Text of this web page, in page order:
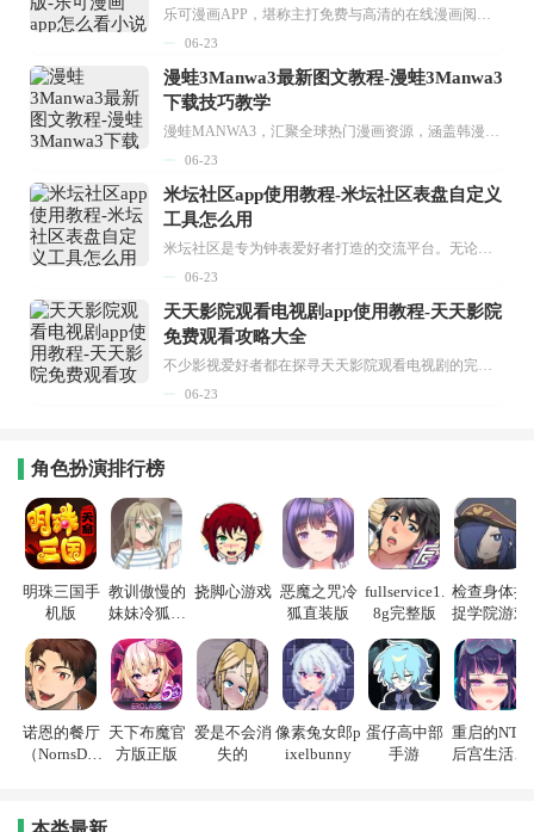
乐可漫画APP，堪称主打免费与高清的在线漫画阅读神器。其官方版提供海量完整版漫画资源，无论是国内漫画，还是日漫、韩漫、台漫、美漫等国外漫画，应有尽有，随时供你阅读。只需轻点一下，便能直接进入阅读界面。不仅如此，乐可漫画最新版本更新速度极快，在这里，你总能抢先看到全网一手漫画章节内容！...
06-23
漫蛙3Manwa3最新图文教程-漫蛙3Manwa3
下载技巧教学
漫蛙MANWA3，汇聚全球热门漫画资源，涵盖韩漫、欧美漫画、国漫等多种类型，题材丰富多样，全方位满足用户阅读喜好。它不仅是阅读平台，更是创作平台，为广大用户打造零门槛创作环境。...
06-23
米坛社区app使用教程-米坛社区表盘自定义
工具怎么用
米坛社区是专为钟表爱好者打造的交流平台。无论你是初涉钟表领域的普通爱好者，还是拥有多年收藏经验的资深玩家，都能在此找到属于自己的天地。 无需注册，就能轻松参与其中。通过专业的讨论论坛与丰富的交互功能，你可与世界各地的钟表爱好者畅快交流。若你钟情于钟表，米坛社区无疑是值得一试的理想之选。在这里，你能获取最新的手表资讯，交流见解，提升鉴赏品味，让每一块手表都成为收藏故事中重要的一部分。感兴趣的朋友，不要错过下载机会。...
06-23
天天影院观看电视剧app使用教程-天天影院
免费观看攻略大全
不少影视爱好者都在探寻天天影院观看电视剧的完整方法，结合最新平台使用规则，本篇新手入门攻略全面讲解观看渠道、检索流程、播放设置以及画面模式调整等实用内容。全文适配手机、电脑等主流设备，步骤简洁易懂，无论是初次使用的新手，还是想要优化观影体验的用户，都能参照内容快速上手，熟练掌握平台各项操作技巧，轻松畅享影视内容。...
06-23
角色扮演排行榜
明珠三国手
机版
教训傲慢的
妹妹冷狐游
戏
挠脚心游戏 恶魔之咒冷
狐直装版
fullservice1.
8g完整版
检查身体捕
捉学院游戏
诺恩的餐厅
（NornsDin
天下布魔官
方版正版
爱是不会消
失的
像素兔女郎p
ixelbunny
蛋仔高中部
手游
重启的NTR
后宫生活游